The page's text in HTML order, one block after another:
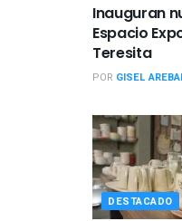
Inauguran
Espacio
Teresita
POR GISEL
DESTACADO